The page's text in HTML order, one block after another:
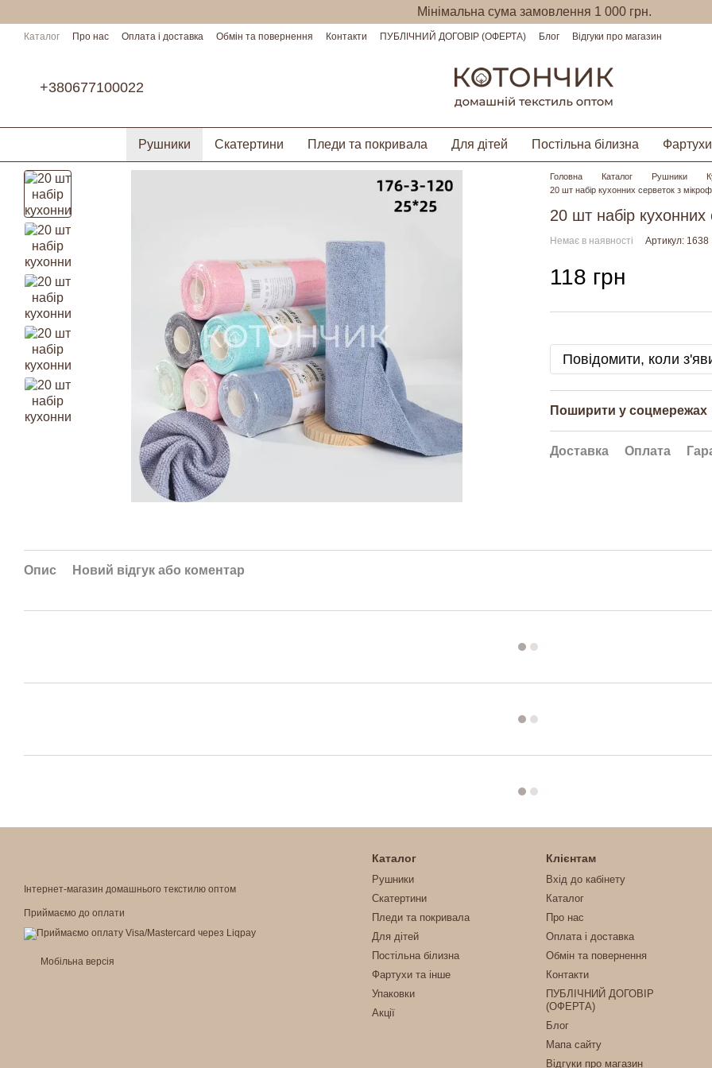
Мінімальна сума замовлення 1 000 грн.
Каталог Про нас Оплата і доставка Обмін та повернення Контакти ПУБЛІЧНИЙ ДОГОВІР (ОФЕРТА) Блог
Відгуки про магазин
+380677100022
Рушники Скатертини Пледи та покривала Для дітей Постільна білизна
Головна Каталог Рушники
20 шт набір кухонних серветок з
20 шт набір кухонних
Немає в наявності Артикул: 1638
118 грн
Повідомити, коли
Поширити у соцмережах
Доставка Оплата
Опис Новий відгук або коментар
Інтернет-магазин домашнього текстилю оптом
Приймаємо до оплати
Мобільна версія
Каталог
Рушники
Скатертини
Пледи та покривала
Для дітей
Постільна білизна
Фартухи та інше
Упаковки
Акції
Клієнтам
Вхід до кабінету
Каталог
Про нас
Оплата і доставка
Обмін та повернення
Контакти
ПУБЛІЧНИЙ ДОГОВІР
(ОФЕРТА)
Блог
Мапа сайту
Відгуки про магазин